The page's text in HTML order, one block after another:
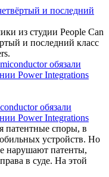
и последний
из студии People Can
и последний класс
обязали
Power Integrations
патентные споры, в
устройств. Но
нарушают патенты,
в суде. На этой